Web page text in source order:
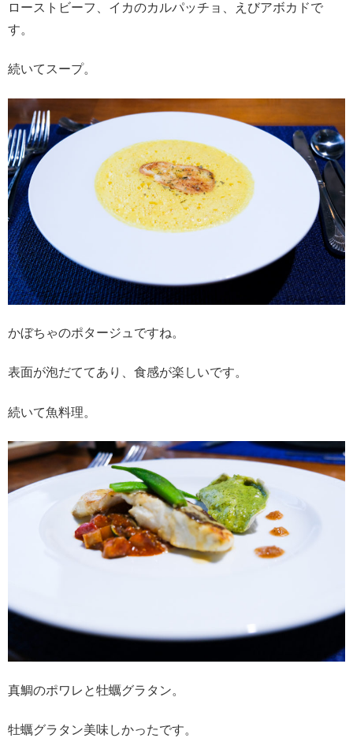
ローストビーフ、イカのカルパッチョ、えびアボカドで
す。
続いてスープ。
かぼちゃのポタージュですね。
表面が泡だててあり、食感が楽しいです。
続いて魚料理。
真鯛のポワレと牡蠣グラタン。
牡蠣グラタン美味しかったです。